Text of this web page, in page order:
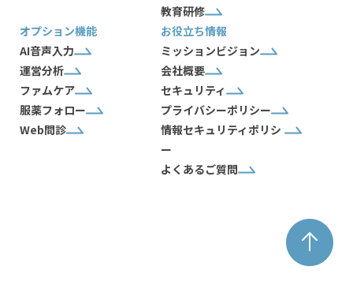
教育研修
オプション機能
AI音声入力
運営分析
ファムケア
服薬フォロー
Web問診
お役立ち情報
ミッションビジョン
会社概要
セキュリティ
プライバシーポリシー
情報セキュリティポリシ
ー
よくあるご質問